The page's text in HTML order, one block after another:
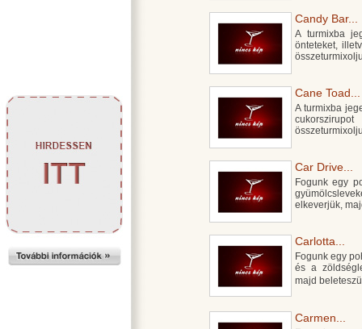
Candy Bar...
A turmixba
önteteket,
Cane Toad...
A turmixba
Car Drive...
Fogunk egy
elkeverjük,
Carlotta...
Fogunk egy
és a
majd
Carmen...